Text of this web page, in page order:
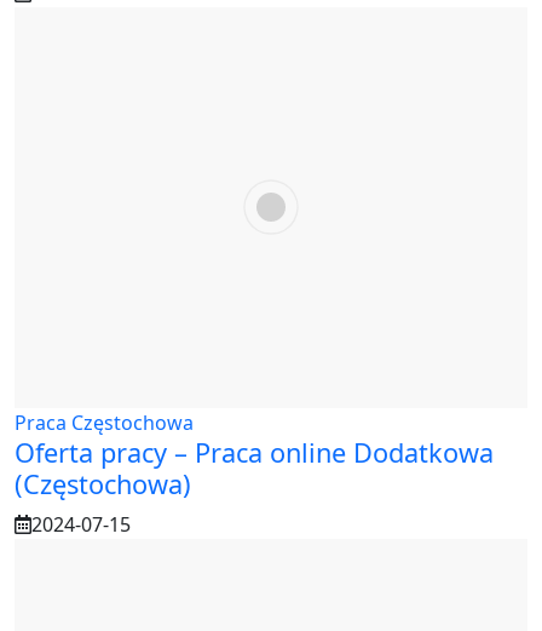
Praca Częstochowa
Oferta pracy – Praca online Dodatkowa
(Częstochowa)
2024-07-15